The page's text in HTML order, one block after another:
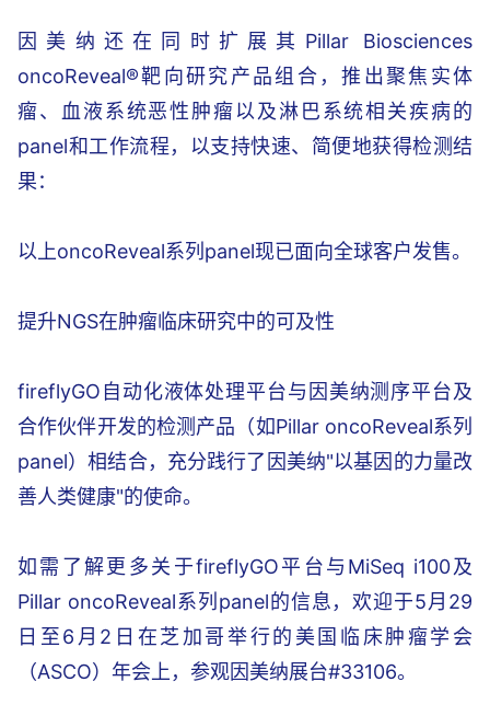
因美纳还在同时扩展其Pillar Biosciences
oncoReveal®靶向研究产品组合，推出聚焦实体
瘤、血液系统恶性肿瘤以及淋巴系统相关疾病的
panel和工作流程，以支持快速、简便地获得检测结
果：
以上oncoReveal系列panel现已面向全球客户发售。
提升NGS在肿瘤临床研究中的可及性
fireflyGO自动化液体处理平台与因美纳测序平台及
合作伙伴开发的检测产品（如Pillar oncoReveal系列
panel）相结合，充分践行了因美纳"以基因的力量改
善人类健康"的使命。
如需了解更多关于fireflyGO平台与MiSeq i100及
Pillar oncoReveal系列panel的信息，欢迎于5月29
日至6月2日在芝加哥举行的美国临床肿瘤学会
（ASCO）年会上，参观因美纳展台#33106。